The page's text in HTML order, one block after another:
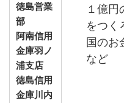
徳島営業
部
阿南信用
金庫羽ノ
浦支店
徳島信用
金庫川内
１億円
をつく
国のお
など